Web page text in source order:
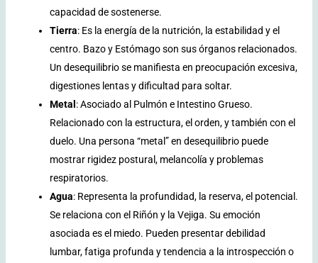
capacidad de sostenerse.
Tierra: Es la energía de la nutrición, la estabilidad y el
centro. Bazo y Estómago son sus órganos relacionados.
Un desequilibrio se manifiesta en preocupación excesiva,
digestiones lentas y dificultad para soltar.
Metal: Asociado al Pulmón e Intestino Grueso.
Relacionado con la estructura, el orden, y también con el
duelo. Una persona “metal” en desequilibrio puede
mostrar rigidez postural, melancolía y problemas
respiratorios.
Agua: Representa la profundidad, la reserva, el potencial.
Se relaciona con el Riñón y la Vejiga. Su emoción
asociada es el miedo. Pueden presentar debilidad
lumbar, fatiga profunda y tendencia a la introspección o